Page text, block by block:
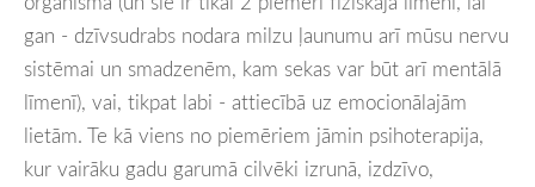
gan - dzīvsudrabs nodara milzu ļaunumu arī mūsu nervu
sistēmai un smadzenēm, kam sekas var būt arī mentālā
līmenī), vai, tikpat labi - attiecībā uz emocionālajām
lietām. Te kā viens no piemēriem jāmin psihoterapija,
kur vairāku gadu garumā cilvēki izrunā, izdzīvo,